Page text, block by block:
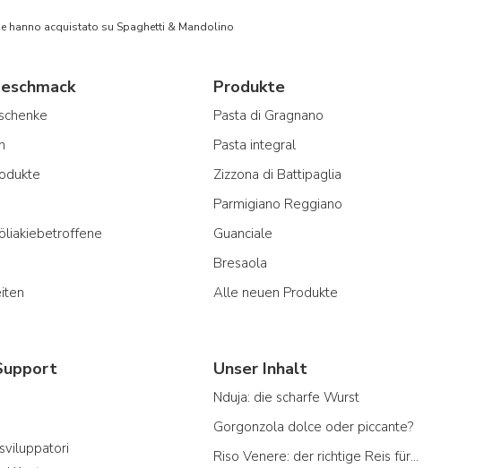
hanno acquistato su Spaghetti & Mandolino
Produkte
Pasta di Gragnano
Pasta integral
Zizzona di Battipaglia
Parmigiano Reggiano
Guanciale
Bresaola
Alle neuen Produkte
Unser Inhalt
Nduja: die scharfe Wurst
Gorgonzola dolce oder piccante?
Riso Venere: der richtige Reis für...